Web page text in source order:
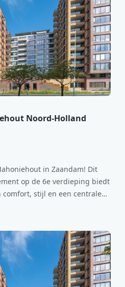
Noord-Holland
in Zaandam! Dit
op de 6e verdieping biedt
stijl en een centrale
€1.576 per maand
kans voor professionals
die direct beschikbaar is
open keuken, samen goed
De lichte woonkamer biedt